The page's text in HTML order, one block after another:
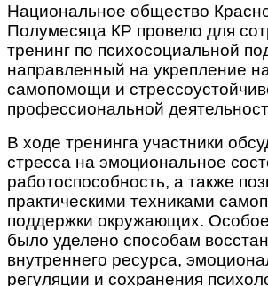
Национальное общество
Полумесяца КР провело для
тренинг по психосоциальной
направленный на укрепление
самопомощи и
профессиональной
В ходе тренинга участники
стресса на эмоциональное
работоспособность, а также
практическими техниками
поддержки окружающих.
было уделено способам
внутреннего ресурса,
регуляции и сохранения